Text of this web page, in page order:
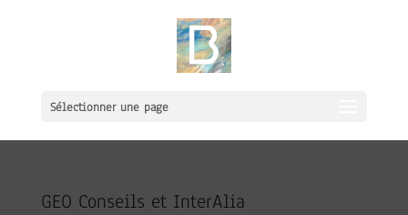
Sélectionner une page
GEO Conseils et InterAlia